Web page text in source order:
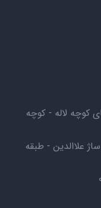
کوچه لاله - کوچه
علاالدین - طبقه